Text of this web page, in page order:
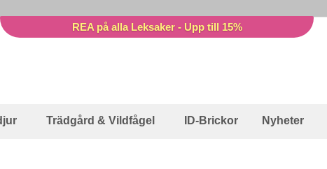
REA på alla Leksaker - Upp till 15%
Trädgård & Vildfågel ID-Brickor Nyheter